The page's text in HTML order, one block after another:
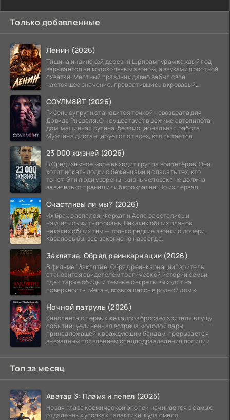
Только добавленные
Ленин (2026)
Тишина индийской деревни Шрирампурам каждый год
взрывается не колокольным звоном, а звуками яростной
схватки. Местный праздник давно забыл свое
настоящее значение, превратившись в кровавый
СОУЛМ8ЙТ (2026)
Гибель супруги становится точкой невозврата для
Дэвида Рисдаля. Он существует в режиме автопилота:
дом, машинная рутина, безэмоциональная работа.
Мужчина дистанцируется от всех, кто пытается
23 000 жизней (2026)
В Средиземное море выходит группа волонтёров. Они
хотят искать лодки с беженцами и спасать тех, кто
тонет. Эти люди уверены: жизнь человека не должна
зависеть от границ или бюрократии. Но их первая
Счастливы ли мы? (2026)
Их брак распался. Ферхат и Асла расстались и
научились жить порознь. Никаких общих планов,
никаких общих тем — только редкие звонки о дочери.
Казалось бы, все закончено навсегда.
Заклятие. Обряд реинкарнации (2026)
В фильме "Заклятие. Обряд реинкарнации" зритель
становится свидетелем трагической истории семьи,
где старые обиды и темные секреты выходят на
поверхность. Меган, возвращаясь в родной дом к
Ночной патруль (2026)
Кинолента с первых же кадров бросает зрителя в гущу
событий: уединенная встреча молодой пары,
принадлежащей к враждующим бандам, прерывается
внезапным появлением спецподразделения полиции
Топ за месяц
Аватар 3: Пламя и пепел (2025)
Новая глава космической эпопеи начинается в самых
отдаленных уголках галактики, куда смело